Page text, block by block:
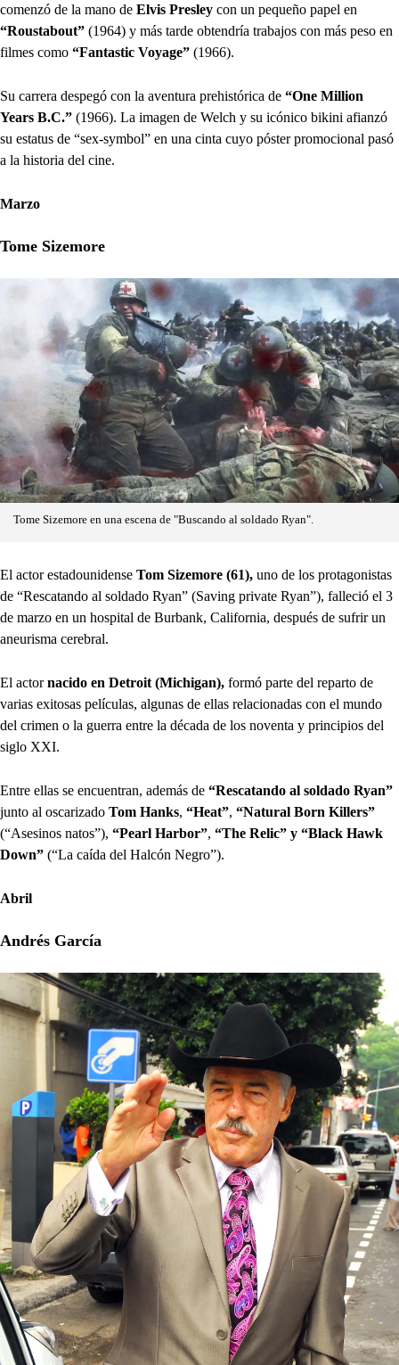
comenzó de la mano de Elvis Presley con un pequeño papel en
“Roustabout” (1964) y más tarde obtendría trabajos con más peso en
filmes como “Fantastic Voyage” (1966).
Su carrera despegó con la aventura prehistórica de “One Million
Years B.C.” (1966). La imagen de Welch y su icónico bikini afianzó
su estatus de “sex-symbol” en una cinta cuyo póster promocional pasó
a la historia del cine.
Marzo
Tome Sizemore
Tome Sizemore en una escena de "Buscando al soldado Ryan".
El actor estadounidense Tom Sizemore (61), uno de los protagonistas
de “Rescatando al soldado Ryan” (Saving private Ryan”), falleció el 3
de marzo en un hospital de Burbank, California, después de sufrir un
aneurisma cerebral.
El actornacido en Detroit (Michigan), formó parte del reparto de
varias exitosas películas, algunas de ellas relacionadas con el mundo
del crimen o la guerra entre la década de los noventa y principios del
siglo XXI.
Entre ellas se encuentran, además de “Rescatando al soldado Ryan”
junto al oscarizado Tom Hanks, “Heat”, “Natural Born Killers”
(“Asesinos natos”), “Pearl Harbor”, “The Relic” y “Black Hawk
Down” (“La caída del Halcón Negro”).
Abril
Andrés García